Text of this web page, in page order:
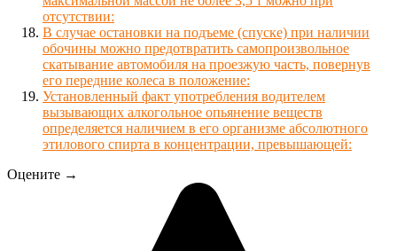
отсутствии:
В случае остановки на подъеме (спуске) при наличии
обочины можно предотвратить самопроизвольное
скатывание автомобиля на проезжую часть, повернув
его передние колеса в положение:
Установленный факт употребления водителем
вызывающих алкогольное опьянение веществ
определяется наличием в его организме абсолютного
этилового спирта в концентрации, превышающей:
Оцените →